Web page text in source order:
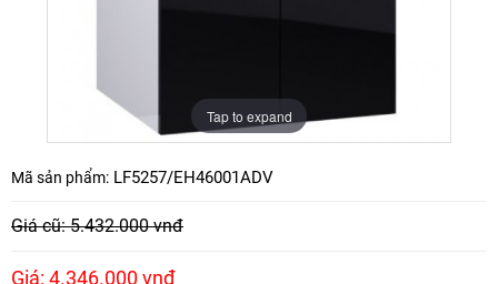
Tap to expand
Mã sản phẩm: LF5257/EH46001ADV
Giá cũ: 5.432.000 vnđ
Giá: 4.346.000 vnđ